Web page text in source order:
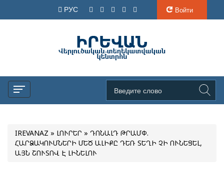
РУС Войти
IREVANAZ » ԼՈՒՐԵՐ » ԴՈՆԱԼԴ ԹՐԱՄՓ.
ՀԱՐՁԱԿՈՒՄՆԵՐԻ ՄԵԾ ԱԼԻՔԸ ԴԵՌ ՏԵՂԻ ՉԻ ՈՒՆԵՑԵԼ,
ԱՅՆ ՇՈՒՏՈՎ Է ԼԻՆԵԼՈՒ